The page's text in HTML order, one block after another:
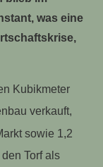
was eine
Kubikmeter
verkauft,
sowie 1,2
Torf als